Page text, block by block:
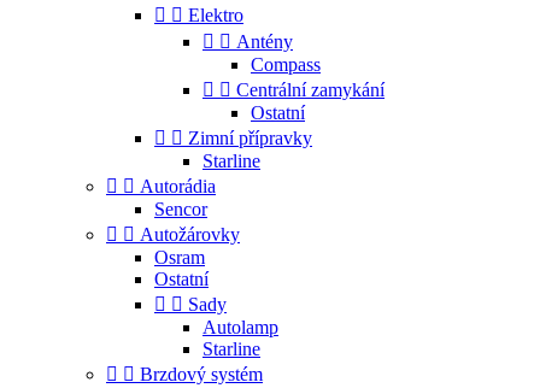
  Elektro
  Antény
Compass
  Centrální zamykání
Ostatní
  Zimní přípravky
Starline
  Autorádia
Sencor
  Autožárovky
Osram
Ostatní
  Sady
Autolamp
Starline
  Brzdový systém